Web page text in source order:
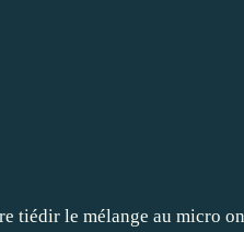
tiédir le mélange au micro